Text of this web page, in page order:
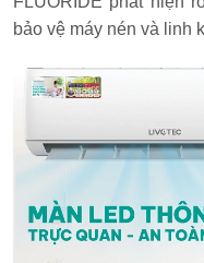
bảo vệ máy nén và linh